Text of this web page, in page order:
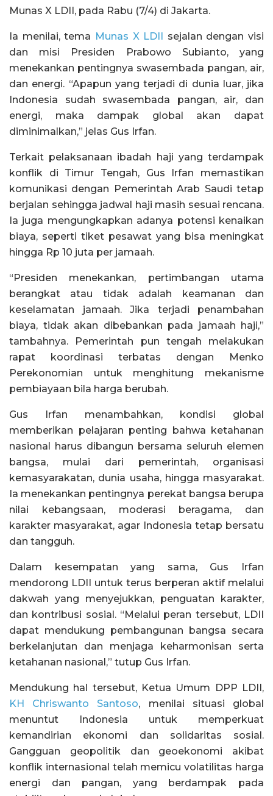
Munas X LDII, pada Rabu (7/4) di Jakarta.
Ia menilai, tema Munas X LDII sejalan dengan visi
dan misi Presiden Prabowo Subianto, yang
menekankan pentingnya swasembada pangan, air,
dan energi. “Apapun yang terjadi di dunia luar, jika
Indonesia sudah swasembada pangan, air, dan
energi, maka dampak global akan dapat
diminimalkan,” jelas Gus Irfan.
Terkait pelaksanaan ibadah haji yang terdampak
konflik di Timur Tengah, Gus Irfan memastikan
komunikasi dengan Pemerintah Arab Saudi tetap
berjalan sehingga jadwal haji masih sesuai rencana.
Ia juga mengungkapkan adanya potensi kenaikan
biaya, seperti tiket pesawat yang bisa meningkat
hingga Rp 10 juta per jamaah.
“Presiden menekankan, pertimbangan utama
berangkat atau tidak adalah keamanan dan
keselamatan jamaah. Jika terjadi penambahan
biaya, tidak akan dibebankan pada jamaah haji,”
tambahnya. Pemerintah pun tengah melakukan
rapat koordinasi terbatas dengan Menko
Perekonomian untuk menghitung mekanisme
pembiayaan bila harga berubah.
Gus Irfan menambahkan, kondisi global
memberikan pelajaran penting bahwa ketahanan
nasional harus dibangun bersama seluruh elemen
bangsa, mulai dari pemerintah, organisasi
kemasyarakatan, dunia usaha, hingga masyarakat.
Ia menekankan pentingnya perekat bangsa berupa
nilai kebangsaan, moderasi beragama, dan
karakter masyarakat, agar Indonesia tetap bersatu
dan tangguh.
Dalam kesempatan yang sama, Gus Irfan
mendorong LDII untuk terus berperan aktif melalui
dakwah yang menyejukkan, penguatan karakter,
dan kontribusi sosial. “Melalui peran tersebut, LDII
dapat mendukung pembangunan bangsa secara
berkelanjutan dan menjaga keharmonisan serta
ketahanan nasional,” tutup Gus Irfan.
Mendukung hal tersebut, Ketua Umum DPP LDII,
KH Chriswanto Santoso, menilai situasi global
menuntut Indonesia untuk memperkuat
kemandirian ekonomi dan solidaritas sosial.
Gangguan geopolitik dan geoekonomi akibat
konflik internasional telah memicu volatilitas harga
energi dan pangan, yang berdampak pada